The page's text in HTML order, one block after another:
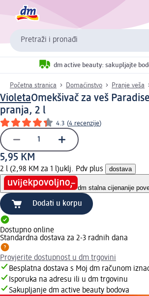
Pretraži i pronađi
dm active beauty: sakupljajte
Početna stranica Domaćinstvo Pranje veša
VioletaOmekšivač za veš
pranja, 2 l
4.3 (4 recenzije)
5,95 KM
2 l (2,98 KM za 1 l)uklj. Pdv plus dostava
dm stalna cijenanije
Dodati u korpu
Dostupno online
Standardna dostava za 2-3 radnih dana
Provjerite dostupnost u dm trgovini
Besplatna dostava s Moj dm računom
Isporuka na adresu ili u dm trgovinu
Sakupljanje dm active beauty bodova